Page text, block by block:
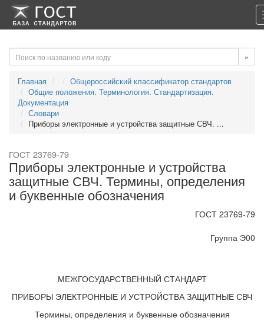
-->-->
»
Главная
Общероссийский классификатор стандартов
Общие положения. Терминология. Стандартизация.
Документация
Словари
Приборы электронные и устройства защитные СВЧ. ...
ГОСТ 23769-79
Приборы электронные и устройства
защитные СВЧ. Термины, определения
и буквенные обозначения
ГОСТ 23769-79
Группа Э00
МЕЖГОСУДАРСТВЕННЫЙ СТАНДАРТ
ПРИБОРЫ ЭЛЕКТРОННЫЕ И УСТРОЙСТВА ЗАЩИТНЫЕ СВЧ
Термины, определения и буквенные обозначения